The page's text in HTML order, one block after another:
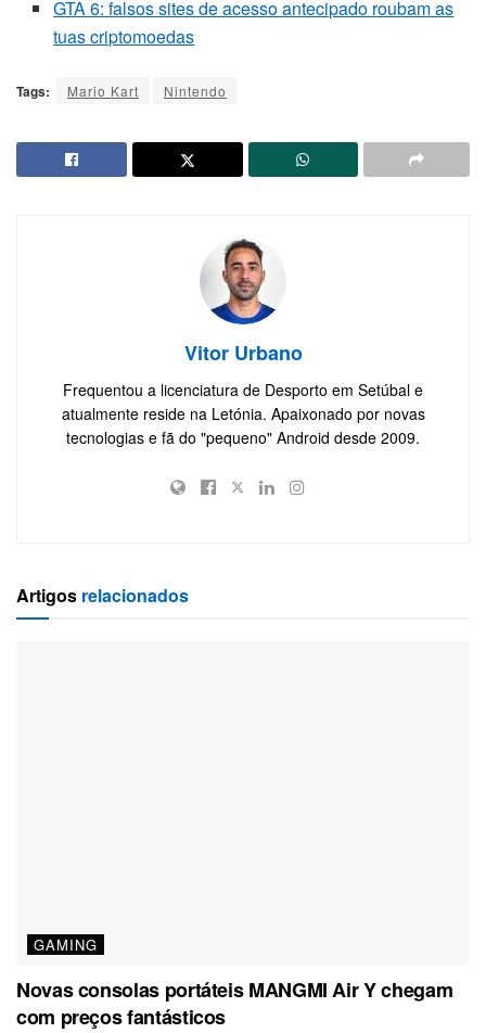
GTA 6: falsos sites de acesso antecipado roubam as
tuas criptomoedas
Tags: Mario Kart Nintendo
Vitor Urbano
Frequentou a licenciatura de Desporto em Setúbal e
atualmente reside na Letónia. Apaixonado por novas
tecnologias e fã do "pequeno" Android desde 2009.
Artigos relacionados
GAMING
Novas consolas portáteis MANGMI Air Y chegam
com preços fantásticos